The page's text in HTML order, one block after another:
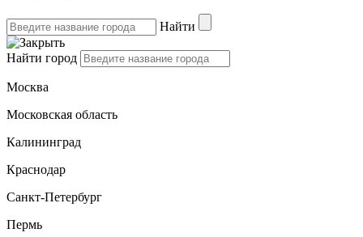
Найти
Найти город
Москва
Московская область
Калининград
Краснодар
Санкт-Петербург
Пермь